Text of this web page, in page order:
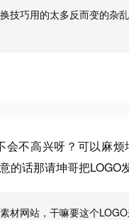
技巧用的太多反而变的杂
会不高兴呀？可以麻
的话那请坤哥把LOGO
材网站，干嘛要这个